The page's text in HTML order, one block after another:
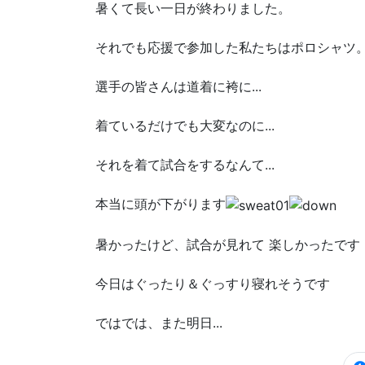
暑くて長い一日が終わりました。
それでも応援で参加した私たちはポロシャツ
選手の皆さんは道着に袴に...
着ているだけでも大変なのに...
それを着て試合をするなんて...
本当に頭が下がります
暑かったけど、試合が見れて 楽しかったです
今日はぐったり＆ぐっすり寝れそうです
ではでは、また明日...